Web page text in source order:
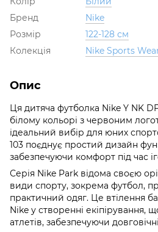
Бренд
Nike
Розмір
122-128 см
Колекція
Nike Sports
Опис
Ця дитяча футболка Nike Y NK
білому кольорі з червоним
ідеальний вибір для юних
103 поєднує простий дизайн
забезпечуючи комфорт під час
Серія Nike Park відома своєю
види спорту, зокрема футбол,
практичний одяг. Це втілення
Nike у створенні екіпірування,
атлетів, забезпечуючи